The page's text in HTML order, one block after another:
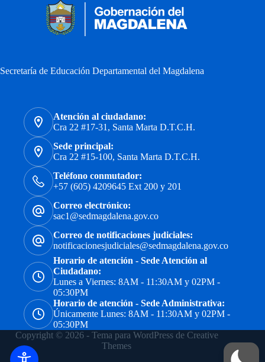
Secretaría de Educación Departamental del Magdalena
Atención al ciudadano:
Cra 22 #17-31, Santa Marta D.T.C.H.
Sede principal:
Cra 22 #15-100, Santa Marta D.T.C.H.
Teléfono conmutador:
+57 (605) 4209645 Ext 200 y 201
Correo electrónico:
sac1@sedmagdalena.gov.co
Correo de notificaciones judiciales:
notificacionesjudiciales@sedmagdalena.gov.co
Horario de atención - Sede Atención al
Ciudadano:
Lunes a Viernes: 8AM - 11:30AM y 02PM -
05:30PM
Horario de atención - Sede Administrativa:
Únicamente Lunes: 8AM - 11:30AM y 02PM -
05:30PM
Copyright © 2026 - Tema para WordPress de Creative
Themes